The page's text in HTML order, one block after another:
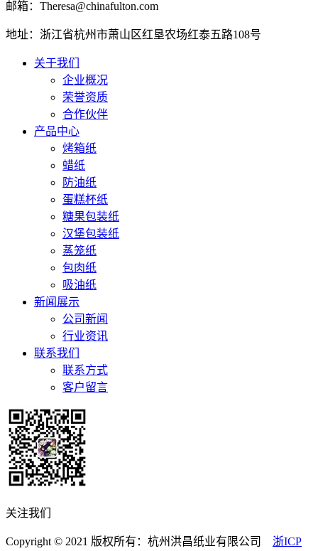
邮箱：Theresa@chinafulton.com
地址：浙江省杭州市萧山区红垦农场红泰五路108号
关于我们
企业概况
荣誉资质
合作伙伴
产品中心
烤箱纸
蜡纸
防油纸
蛋糕杯纸
糖果包装纸
汉堡包装纸
蒸笼纸
包肉纸
吸油纸
新闻展示
公司新闻
行业资讯
联系我们
联系方式
客户留言
关注我们
Copyright © 2021 版权所有：杭州洪昌纸业有限公司 浙ICP